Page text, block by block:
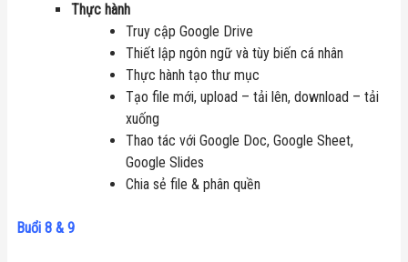
Thực hành
Truy cập Google Drive
Thiết lập ngôn ngữ và tùy biến cá nhân
Thực hành tạo thư mục
Tạo file mới, upload – tải lên, download – tải
xuống
Thao tác với Google Doc, Google Sheet,
Google Slides
Chia sẻ file & phân quền
Buổi 8 & 9